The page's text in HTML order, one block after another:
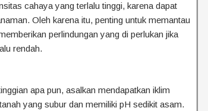
cahaya yang terlalu tinggi, karena dapat
Oleh karena itu, penting untuk memantau
perlindungan yang di perlukan jika
rendah.
apa pun, asalkan mendapatkan iklim
yang subur dan memiliki pH sedikit asam.